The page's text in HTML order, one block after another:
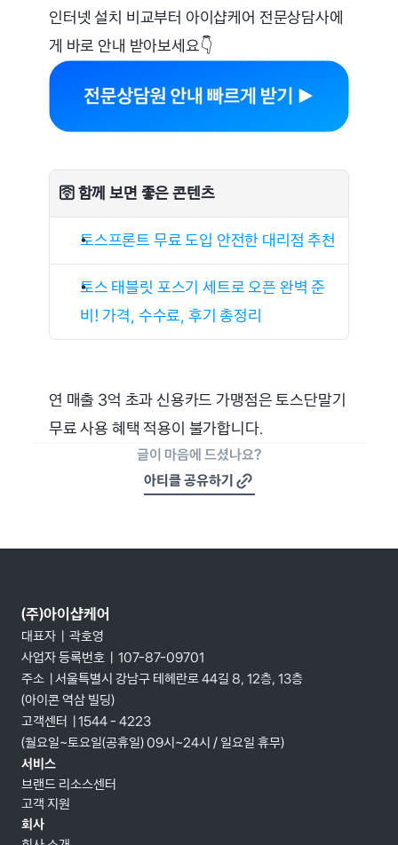
인터넷 설치 비교부터 아이샵케어 전문상담사에
게 바로 안내 받아보세요👇
🛜 함께 보면 좋은 콘텐츠
토스프론트 무료 도입 안전한 대리점 추천
토스 태블릿 포스기 세트로 오픈 완벽 준
비! 가격, 수수료, 후기 총정리
연 매출 3억 초과 신용카드 가맹점은 토스단말기
무료 사용 혜택 적용이 불가합니다.
글이 마음에 드셨나요?
아티클 공유하기
(주)아이샵케어
대표자  |  곽호영
사업자 등록번호  |  107-87-09701
주소  | 서울특별시 강남구 테헤란로 44길 8, 12층, 13층
(아이콘 역삼 빌딩)
고객센터  | 1544 - 4223
(월요일~토요일(공휴일) 09시~24시 / 일요일 휴무)
서비스
브랜드 리소스센터
고객 지원
회사